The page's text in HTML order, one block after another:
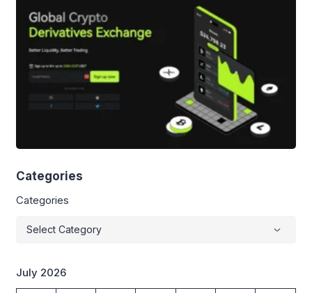
Categories
Categories
July 2026